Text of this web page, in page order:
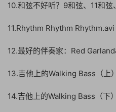
10.和弦不好听？9和弦、11和
11.Rhythm Rhythm Rhythm.avi
12.最好的伴奏家：Red
13.吉他上的Walking Bass（上
14.吉他上的Walking Bass（下